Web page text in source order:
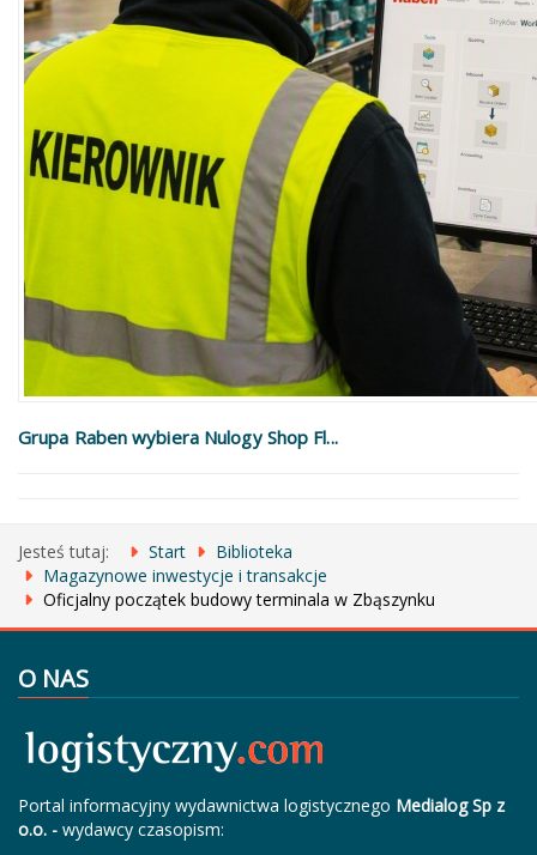
Grupa Raben wybiera Nulogy Shop Fl...
Jesteś tutaj: Start
Biblioteka
Magazynowe inwestycje i transakcje
Oficjalny początek budowy terminala w Zbąszynku
O NAS
Portal informacyjny wydawnictwa logistycznego Medialog Sp z
o.o. - wydawcy czasopism: